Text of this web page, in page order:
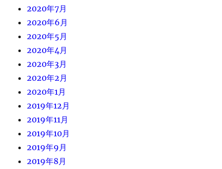
2020年7月
2020年6月
2020年5月
2020年4月
2020年3月
2020年2月
2020年1月
2019年12月
2019年11月
2019年10月
2019年9月
2019年8月